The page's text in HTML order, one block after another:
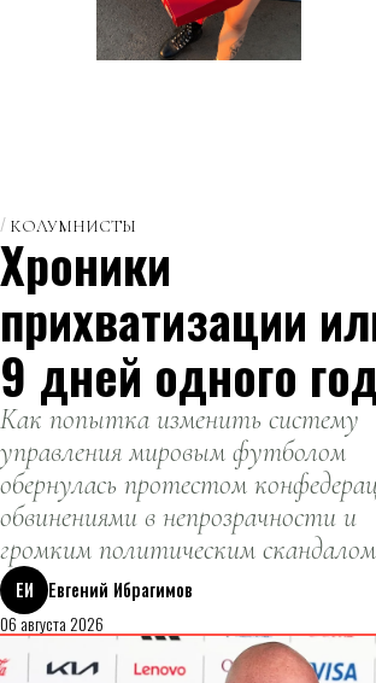
КОЛУМНИСТЫ
Хроники
прихватизации
9 дней одного
Как попытка изменить систему
управления мировым футболом
обернулась протестом
обвинениями в непрозрачности и
громким политическим
ЕИ
Евгений Ибрагимов
06 августа 2026